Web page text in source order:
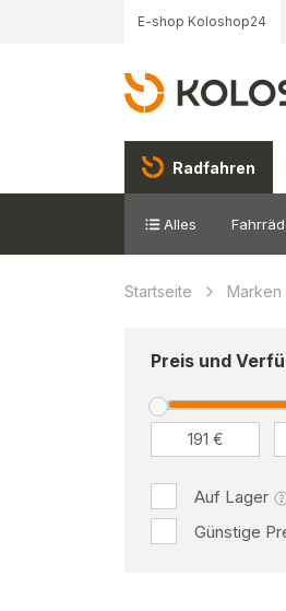
E-shop Koloshop24
Radfahren
Alles
Startseite Marken
Preis und
Auf Lager
Günstige